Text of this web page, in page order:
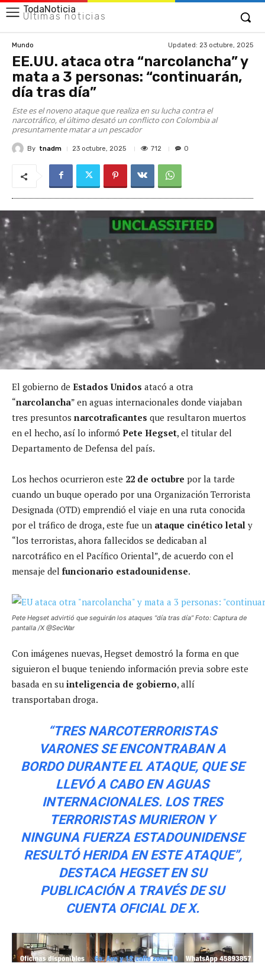
TodaNoticia
Últimas noticias
Mundo Updated: 23 octubre, 2025
EE.UU. ataca otra “narcolancha” y
mata a 3 personas: “continuarán,
día tras día”
Este es el noveno ataque que realiza en su lucha contra el
narcotráfico, el último desató un conflicto con Colombia al
presuntamente matar a un pescador
By tnadm 23 octubre, 2025 712 0
El gobierno de Estados Unidos atacó a otra
“narcolancha” en aguas internacionales donde viajaban
tres presuntos narcotraficantes que resultaron muertos
en el hecho, así lo informó Pete Hegset, el titular del
Departamento de Defensa del país.
Los hechos ocurrieron este 22 de octubre por la tarde
cuando un buque operado por una Organización Terrorista
Designada (OTD) emprendió el viaje en una ruta conocida
por el tráfico de droga, este fue un ataque cinético letal y
“los terroristas, ahora fallecidos se dedicaban al
narcotráfico en el Pacífico Oriental”, de acuerdo con el
mensaje del funcionario estadounidense.
Pete Hegset advirtió que seguirán los ataques “día tras día” Foto: Captura de
pantalla /X @SecWar
Con imágenes nuevas, Hegset demostró la forma en que
siguieron el buque teniendo información previa sobre este
basada en su inteligencia de gobierno, allí
transportaban droga.
“TRES NARCOTERRORISTAS
VARONES SE ENCONTRABAN A
BORDO DURANTE EL ATAQUE, QUE SE
LLEVÓ A CABO EN AGUAS
INTERNACIONALES. LOS TRES
TERRORISTAS MURIERON Y
NINGUNA FUERZA ESTADOUNIDENSE
RESULTÓ HERIDA EN ESTE ATAQUE”,
DESTACA HEGSET EN SU
PUBLICACIÓN A TRAVÉS DE SU
CUENTA OFICIAL DE X.